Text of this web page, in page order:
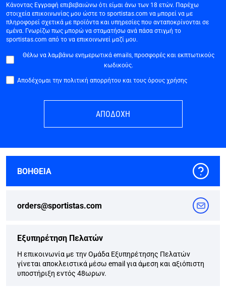
Κάνοντας Εγγραφή επιβεβαιώνω ότι είμαι άνω των 18 ετών. Παρέχω
στοιχεία επικοινωνίας μου ώστε το sportistas.com να μπορεί να με
πληροφορεί σχετικά με προϊόντα και υπηρεσίες που ανταποκρίνονται σε
εμένα. Γνωρίζω πως μπορώ να σταματήσω ανά πάσα στιγμή το
sportistas.com από το να επικοινωνεί μαζί μου.
Θέλω να λαμβάνω ενημερωτικά emails, προσφορές και εκπτωτικούς
κωδικούς.
Αποδέχομαι την πολιτική απορρήτου και τους όρους χρήσης
ΑΠΟΔΟΧΗ
ΒΟΗΘΕΙΑ
orders@sportistas.com
Εξυπηρέτηση Πελατών
Η επικοινωνία με την Ομάδα Εξυπηρέτησης Πελατών
γίνεται αποκλειστικά μέσω email για άμεση και αξιόπιστη
υποστήριξη εντός 48ωρων.